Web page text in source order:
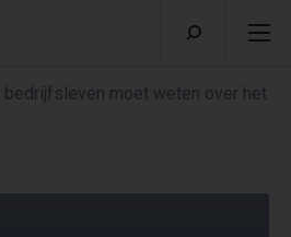
bedrijfsleven moet weten over het